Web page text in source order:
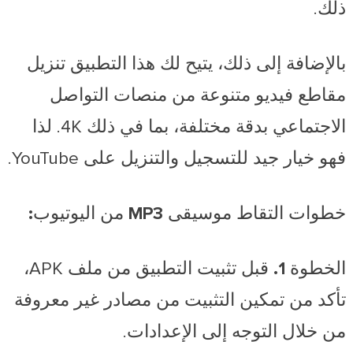
ذلك.
بالإضافة إلى ذلك، يتيح لك هذا التطبيق تنزيل
مقاطع فيديو متنوعة من منصات التواصل
الاجتماعي بدقة مختلفة، بما في ذلك 4K. لذا
فهو خيار جيد للتسجيل والتنزيل على YouTube.
خطوات التقاط موسيقى MP3 من اليوتيوب:
الخطوة 1.
قبل تثبيت التطبيق من ملف APK،
تأكد من تمكين التثبيت من مصادر غير معروفة
من خلال التوجه إلى الإعدادات.